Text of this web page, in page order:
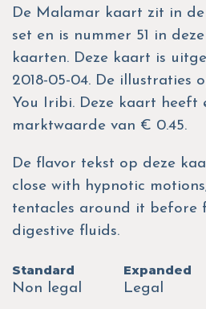
De Malamar kaart zit in
set en is nummer 51 in
kaarten. Deze kaart is
2018-05-04. De illustraties
You Iribi. Deze kaart heeft
marktwaarde van € 0.45.
De flavor tekst op deze
close with hypnotic
tentacles around it before
digestive fluids.
Standard
Non legal
Expanded
Legal